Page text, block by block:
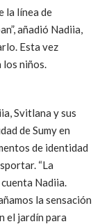
la línea de
añadió Nadiia,
Esta vez
los niños.
Svitlana y sus
de Sumy en
de identidad
“La
Nadiia.
la sensación
el jardín para